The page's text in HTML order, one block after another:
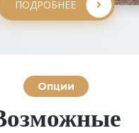
ПОДРОБНЕЕ
Опции